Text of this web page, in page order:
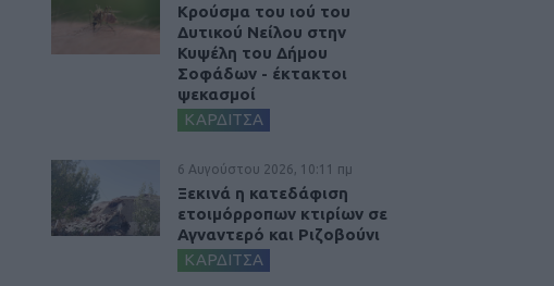
Κρούσμα του ιού του
Δυτικού Νείλου στην
Κυψέλη του Δήμου
Σοφάδων - έκτακτοι
ψεκασμοί
ΚΑΡΔΙΤΣΑ
6 Αυγούστου 2026, 10:11 πμ
Ξεκινά η κατεδάφιση
ετοιμόρροπων κτιρίων σε
Αγναντερό και Ριζοβούνι
ΚΑΡΔΙΤΣΑ